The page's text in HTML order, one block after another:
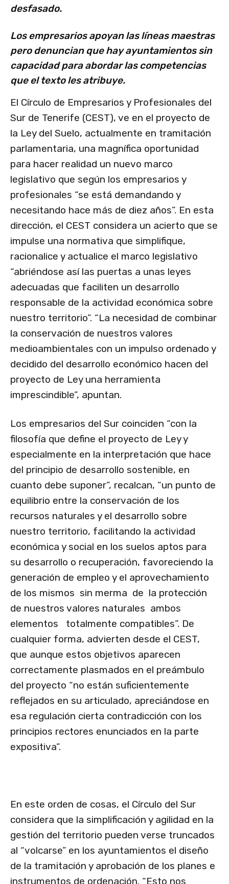
desfasado.
Los empresarios apoyan las líneas maestras
pero denuncian que hay ayuntamientos sin
capacidad para abordar las competencias
que el texto les atribuye.
El Círculo de Empresarios y Profesionales del
Sur de Tenerife (CEST), ve en el proyecto de
la Ley del Suelo, actualmente en tramitación
parlamentaria, una magnífica oportunidad
para hacer realidad un nuevo marco
legislativo que según los empresarios y
profesionales “se está demandando y
necesitando hace más de diez años”. En esta
dirección, el CEST considera un acierto que se
impulse una normativa que simplifique,
racionalice y actualice el marco legislativo
“abriéndose así las puertas a unas leyes
adecuadas que faciliten un desarrollo
responsable de la actividad económica sobre
nuestro territorio”. “La necesidad de combinar
la conservación de nuestros valores
medioambientales con un impulso ordenado y
decidido del desarrollo económico hacen del
proyecto de Ley una herramienta
imprescindible”, apuntan.
Los empresarios del Sur coinciden “con la
filosofía que define el proyecto de Ley y
especialmente en la interpretación que hace
del principio de desarrollo sostenible, en
cuanto debe suponer”, recalcan, “un punto de
equilibrio entre la conservación de los
recursos naturales y el desarrollo sobre
nuestro territorio, facilitando la actividad
económica y social en los suelos aptos para
su desarrollo o recuperación, favoreciendo la
generación de empleo y el aprovechamiento
de los mismos sin merma de la protección
de nuestros valores naturales ambos
elementos totalmente compatibles”. De
cualquier forma, advierten desde el CEST,
que aunque estos objetivos aparecen
correctamente plasmados en el preámbulo
del proyecto “no están suficientemente
reflejados en su articulado, apreciándose en
esa regulación cierta contradicción con los
principios rectores enunciados en la parte
expositiva”.
En este orden de cosas, el Círculo del Sur
considera que la simplificación y agilidad en la
gestión del territorio pueden verse truncados
al “volcarse” en los ayuntamientos el diseño
de la tramitación y aprobación de los planes e
instrumentos de ordenación. “Esto nos